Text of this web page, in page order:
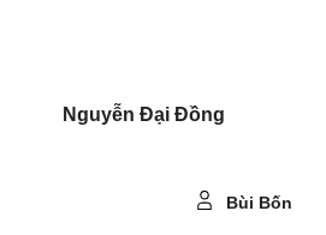
Nguyễn Đại Đồng
Bùi Bốn